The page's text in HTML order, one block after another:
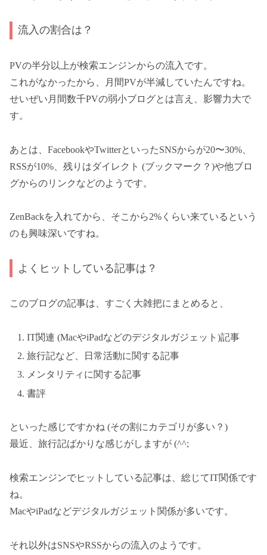
流入の割合は？
PVの半分以上が検索エンジンからの流入です。
これがなかったから、月間PVが半減していたんですね。
せいぜい月間数千PVの弱小ブログとは言え、影響力大で
す。
あとは、FacebookやTwitterといったSNSからが20〜30%、
RSSが10%、残りはダイレクト (ブックマーク？)や他ブロ
グからのリンクなどのようです。
ZenBackを入れてから、そこから2%くらい来ているという
のも興味深いですね。
よくヒットしている記事は？
このブログの記事は、すごく大雑把にまとめると、
IT関連 (MacやiPadなどのデジタルガジェット)記事
旅行記など、日常活動に関する記事
メンタリティに関する記事
書評
といった感じですかね (その割にカテゴリが多い？)
最近、旅行記ばかりな感じがしますが (^^;
検索エンジンでヒットしている記事は、総じてIT関係です
ね。
MacやiPadなどデジタルガジェット関係が多いです。
それ以外はSNSやRSSからの流入のようです。